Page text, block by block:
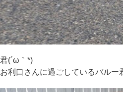
(´ω｀*)
利口さんに過ごしているバル